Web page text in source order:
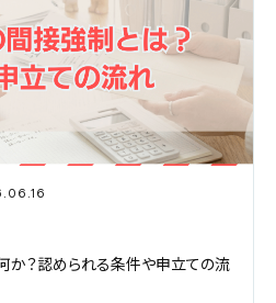
か？認められる条件や申立ての流